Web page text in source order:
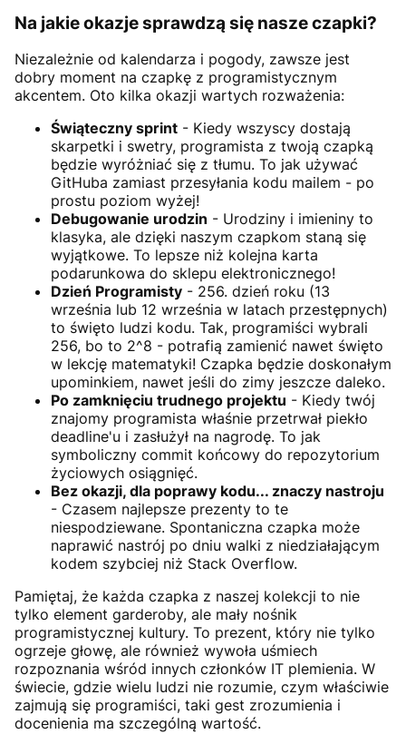
Na jakie okazje sprawdzą się nasze czapki?
Niezależnie od kalendarza i pogody, zawsze jest
dobry moment na czapkę z programistycznym
akcentem. Oto kilka okazji wartych rozważenia:
Świąteczny sprint - Kiedy wszyscy dostają
skarpetki i swetry, programista z twoją czapką
będzie wyróżniać się z tłumu. To jak używać
GitHuba zamiast przesyłania kodu mailem - po
prostu poziom wyżej!
Debugowanie urodzin - Urodziny i imieniny to
klasyka, ale dzięki naszym czapkom staną się
wyjątkowe. To lepsze niż kolejna karta
podarunkowa do sklepu elektronicznego!
Dzień Programisty - 256. dzień roku (13
września lub 12 września w latach przestępnych)
to święto ludzi kodu. Tak, programiści wybrali
256, bo to 2^8 - potrafią zamienić nawet święto
w lekcję matematyki! Czapka będzie doskonałym
upominkiem, nawet jeśli do zimy jeszcze daleko.
Po zamknięciu trudnego projektu - Kiedy twój
znajomy programista właśnie przetrwał piekło
deadline'u i zasłużył na nagrodę. To jak
symboliczny commit końcowy do repozytorium
życiowych osiągnięć.
Bez okazji, dla poprawy kodu... znaczy nastroju
- Czasem najlepsze prezenty to te
niespodziewane. Spontaniczna czapka może
naprawić nastrój po dniu walki z niedziałającym
kodem szybciej niż Stack Overflow.
Pamiętaj, że każda czapka z naszej kolekcji to nie
tylko element garderoby, ale mały nośnik
programistycznej kultury. To prezent, który nie tylko
ogrzeje głowę, ale również wywoła uśmiech
rozpoznania wśród innych członków IT plemienia. W
świecie, gdzie wielu ludzi nie rozumie, czym właściwie
zajmują się programiści, taki gest zrozumienia i
docenienia ma szczególną wartość.